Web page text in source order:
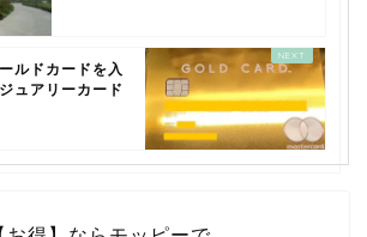
ルドカードを入
ュアリーカード